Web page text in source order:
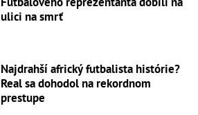
ulici na smrť
Najdrahší africký futbalista histórie?
Real sa dohodol na rekordnom
prestupe